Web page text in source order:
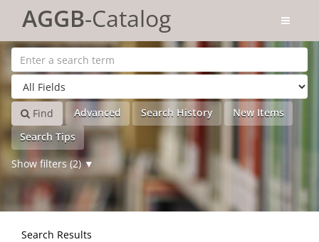
456,373
AGGB-Catalog
Find Advanced Search History
New Items
Search Tips
Show filters (2)
Search Results